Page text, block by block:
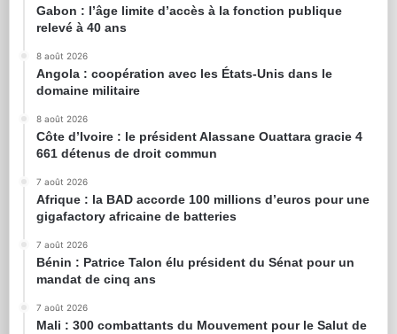
Gabon : l’âge limite d’accès à la fonction publique
relevé à 40 ans
8 août 2026
Angola : coopération avec les États-Unis dans le
domaine militaire
8 août 2026
Côte d’Ivoire : le président Alassane Ouattara gracie 4
661 détenus de droit commun
7 août 2026
Afrique : la BAD accorde 100 millions d’euros pour une
gigafactory africaine de batteries
7 août 2026
Bénin : Patrice Talon élu président du Sénat pour un
mandat de cinq ans
7 août 2026
Mali : 300 combattants du Mouvement pour le Salut de